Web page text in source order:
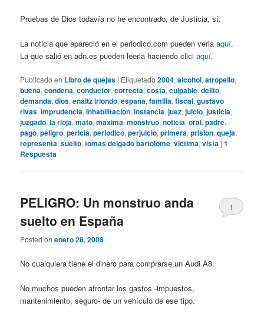
Pruebas de Dios todavía no he encontrado; de Justicia, sí.
La noticia que apareció en el periodico.com pueden verlaaquí.
La que salió en adn.es pueden leerla haciendo cliciaquí.
Publicado en Libro de quejas | Etiquetado 2004,alcohol,atropello,
buena,condena,conductor,correcta,costa,culpable,delito,
demanda,dios,enaitz iriondo,espana,familia,fiscal,gustavo
rivas,imprudencia,inhabilitacion,instancia,juez,juicio,justicia,
juzgado,la rioja,mato,maxima,monstruo,noticia,oral,padre,
pago,peligro,pericia,periodico,perjuicio,primera,prision,queja,
representa,suelto,tomas delgado bartolome,victima,vista |1
Respuesta
PELIGRO: Un monstruo anda
suelto en España
Posted onenero 28, 2008
1
No cualquiera tiene el dinero para comprarse un Audi A8.
No muchos pueden afrontar los gastos -impuestos,
mantenimiento, seguro- de un vehículo de ese tipo.